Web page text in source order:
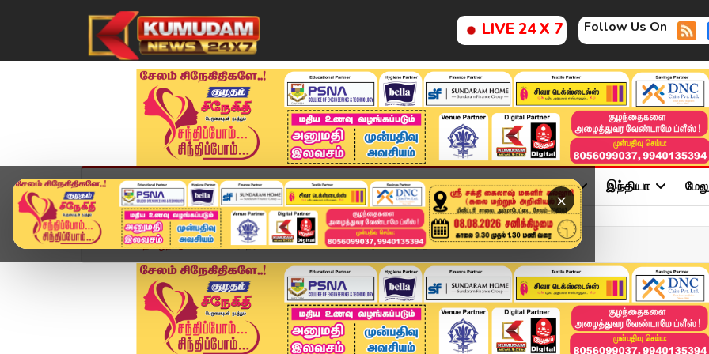
LIVE 24 X 7 Follow Us On
×
முகப்பு விளையாட்டு அண்மை தமிழ்நாடு சினிமா அரசியல் விளையாட்டு இந்தியா
Home தமிழ்நாடு "காவிரி நீர் வராவிட்டால் காங்கிரஸ் அமைச்சரை நீக...